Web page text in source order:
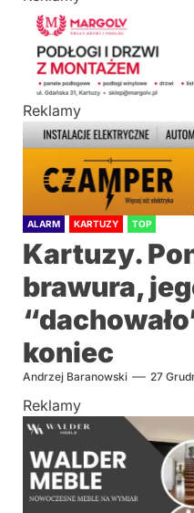
Reklamy
ALARM KARTUZY TOP
Kartuzy.
brawura,
koniec
Andrzej Baranowski 27
Reklamy